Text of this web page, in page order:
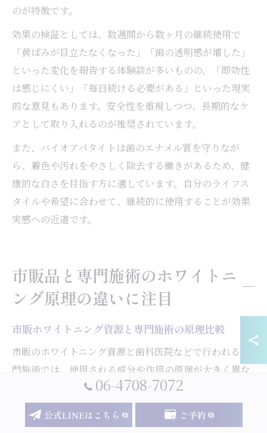
のが特徴です。
効果の検証としては、数週間から数ヶ月の継続使用で
「黄ばみが目立たなくなった」「歯の透明感が増した」
といった変化を報告する体験談が多いものの、「即効性
は感じにくい」「毎日続ける必要がある」といった現実
的な意見もあります。安全性を重視しつつ、長期的なケ
アとして取り入れるのが推奨されています。
また、バイオアパタイトは歯のエナメル質を守りなが
ら、着色や汚れをやさしく除去する働きがあるため、健
康的な白さを目指す方に適しています。自分のライフス
タイルや希望に合わせて、継続的に使用することが効果
実感への近道です。
市販品と専門施術のホワイトニ
ング原理の違いに注目
市販ホワイトニング資源と専門施術の原理比較
市販のホワイトニング資源と歯科医院などで行われる専
門施術では、使用される成分や作用の原理が大きく異な
ります。市販品は、卵殻アパタイトやバイオアパタイト
などの自然由来成分を中心に、歯の表面に付着した着色
汚れをやさしく除去することが主な目的です。一方で、
06-4708-7072
公式LINEはこちら ご予約